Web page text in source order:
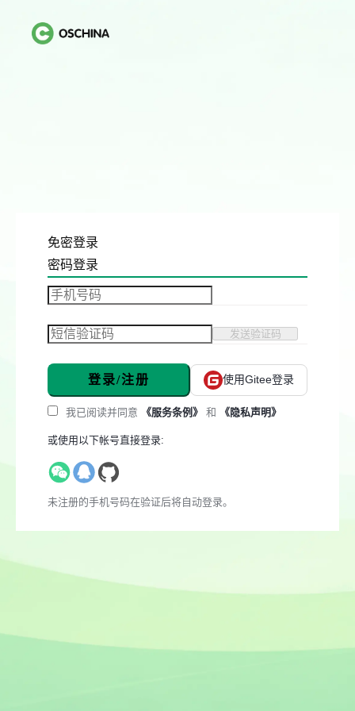
免密登录
密码登录
发送验证码
登录/注册 使用Gitee登录
我已阅读并同意 《服务条例》 和 《隐私声明》
或使用以下帐号直接登录:
未注册的手机号码在验证后将自动登录。